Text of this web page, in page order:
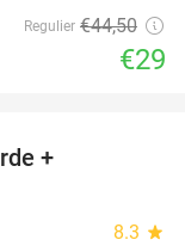
Regulier €44,50
€29
+
8.3 star